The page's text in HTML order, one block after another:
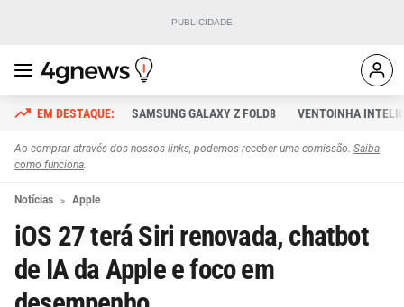
SAMSUNG GALAXY Z FOLD8 VENTOINHA
Ao comprar através dos nossos links, podemos receber uma comissão. Saiba
como funciona.
Notícias Apple
iOS 27 terá Siri renovada, chatbot
de IA da Apple e foco em